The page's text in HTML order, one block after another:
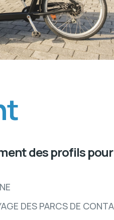
des profils
DES PARCS DE